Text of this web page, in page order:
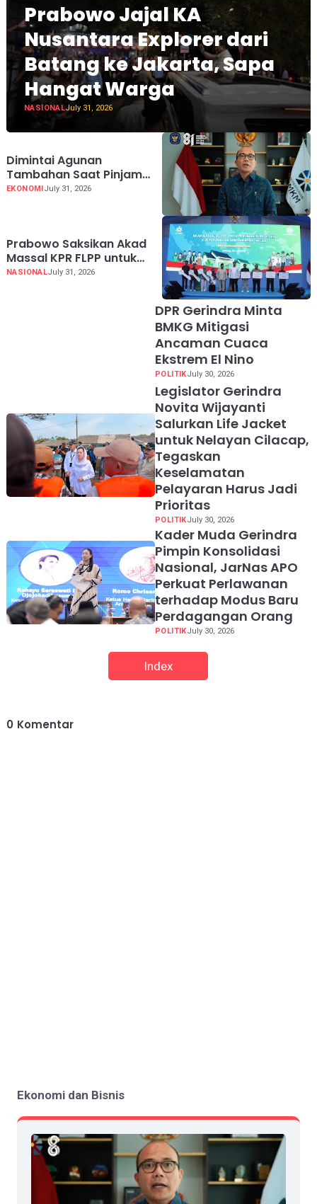
Prabowo Jajal KA
Nusantara Explorer dari
Batang ke Jakarta, Sapa
Hangat Warga
NASIONALJuly 31, 2026
Dimintai Agunan
Tambahan Saat Pinjam
KUR Hingga Rp100 Juta,
EKONOMIJuly 31, 2026
Prabowo Saksikan Akad
Massal KPR FLPP untuk
62.710 Penerima, dari Guru
NASIONALJuly 31, 2026
DPR Gerindra Minta
BMKG Mitigasi
Ancaman Cuaca
Ekstrem El Nino
POLITIKJuly 30, 2026
Legislator Gerindra
Novita Wijayanti
Salurkan Life Jacket
untuk Nelayan Cilacap,
Tegaskan
Keselamatan
Pelayaran Harus Jadi
Prioritas
POLITIKJuly 30, 2026
Kader Muda Gerindra
Pimpin Konsolidasi
Nasional, JarNas APO
Perkuat Perlawanan
terhadap Modus Baru
Perdagangan Orang
POLITIKJuly 30, 2026
Index
0 Komentar
Ekonomi dan Bisnis